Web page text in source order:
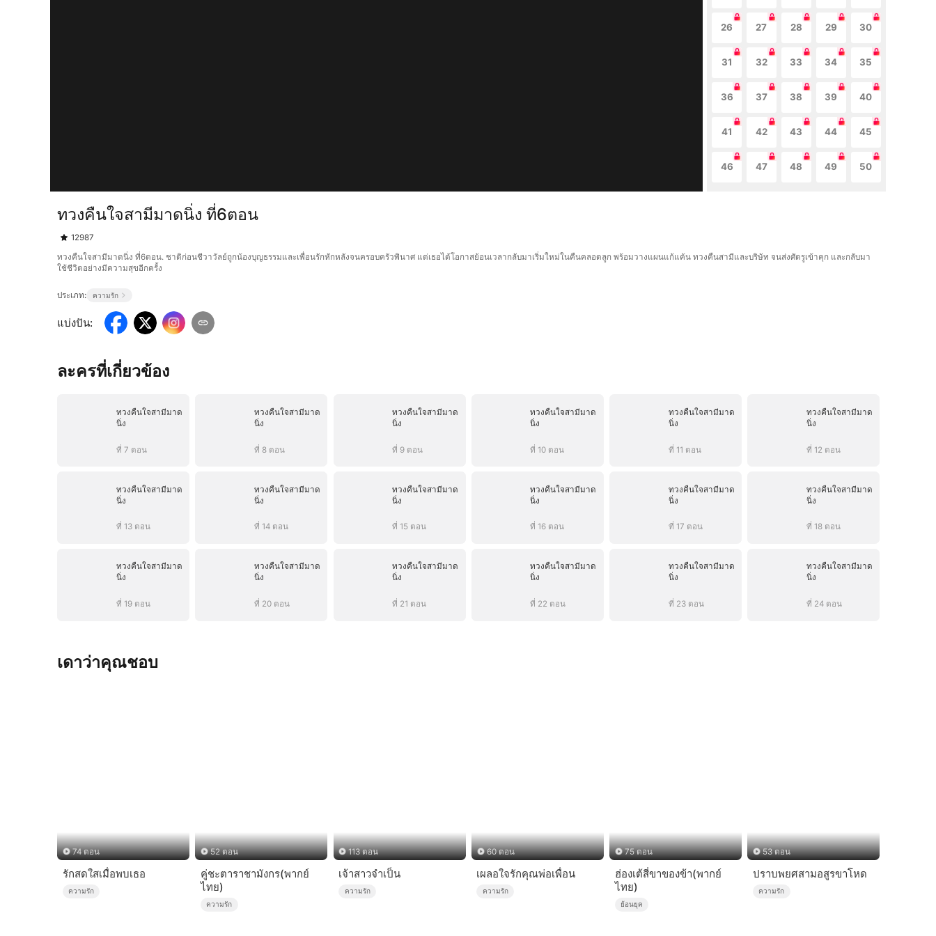
26 27 28 29 30
31 32 33 34 35
36 37 38 39 40
41 42 43 44 45
46 47 48 49 50
ทวงคืนใจสามีมาดนิ่ง ที่6ตอน
12987
ทวงคืนใจสามีมาดนิ่ง ที่6ตอน. ชาติก่อนชีวาวัลย์ถูกน้องบุญธรรมและเพื่อนรักหักหลังจนครอบครัวพินาศ แต่เธอได้โอกาสย้อนเวลากลับมาเริ่มใหม่ในคืนคลอดลูก พร้อมวางแผนแก้แค้น ทวงคืนสามีและบริษัท จนส่งศัตรูเข้าคุก และกลับมา
ใช้ชีวิตอย่างมีความสุขอีกครั้ง
ประเภท: ความรัก
แบ่งปัน:
ละครที่เกี่ยวข้อง
ทวงคืนใจสามีมาด
นิ่ง
ที่ 7 ตอน
ทวงคืนใจสามีมาด
นิ่ง
ที่ 8 ตอน
ทวงคืนใจสามีมาด
นิ่ง
ที่ 9 ตอน
ทวงคืนใจสามีมาด
นิ่ง
ที่ 10 ตอน
ทวงคืนใจสามีมาด
นิ่ง
ที่ 11 ตอน
ทวงคืนใจสามีมาด
นิ่ง
ที่ 12 ตอน
ทวงคืนใจสามีมาด
นิ่ง
ที่ 13 ตอน
ทวงคืนใจสามีมาด
นิ่ง
ที่ 14 ตอน
ทวงคืนใจสามีมาด
นิ่ง
ที่ 15 ตอน
ทวงคืนใจสามีมาด
นิ่ง
ที่ 16 ตอน
ทวงคืนใจสามีมาด
นิ่ง
ที่ 17 ตอน
ทวงคืนใจสามีมาด
นิ่ง
ที่ 18 ตอน
ทวงคืนใจสามีมาด
นิ่ง
ที่ 19 ตอน
ทวงคืนใจสามีมาด
นิ่ง
ที่ 20 ตอน
ทวงคืนใจสามีมาด
นิ่ง
ที่ 21 ตอน
ทวงคืนใจสามีมาด
นิ่ง
ที่ 22 ตอน
ทวงคืนใจสามีมาด
นิ่ง
ที่ 23 ตอน
ทวงคืนใจสามีมาด
นิ่ง
ที่ 24 ตอน
เดาว่าคุณชอบ
74 ตอน
รักสดใสเมื่อพบเธอ
ความรัก
52 ตอน
คู่ชะตาราชามังกร(พากย์
ไทย)
ความรัก
113 ตอน
เจ้าสาวจำเป็น
ความรัก
60 ตอน
เผลอใจรักคุณพ่อเพื่อน
ความรัก
75 ตอน
ฮ่องเต้สี่ขาของข้า(พากย์
ไทย)
ย้อนยุค
53 ตอน
ปราบพยศสามอสูรขาโหด
ความรัก